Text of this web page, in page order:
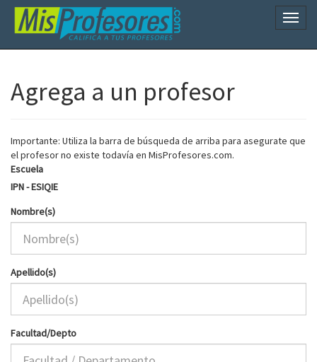
Agrega a un profesor
Importante: Utiliza la barra de búsqueda de arriba para asegurate que
el profesor no existe todavía en MisProfesores.com.
Escuela
IPN - ESIQIE
Nombre(s)
Apellido(s)
Facultad/Depto